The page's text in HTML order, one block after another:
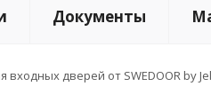
Документы
дверей от SWEDOOR by